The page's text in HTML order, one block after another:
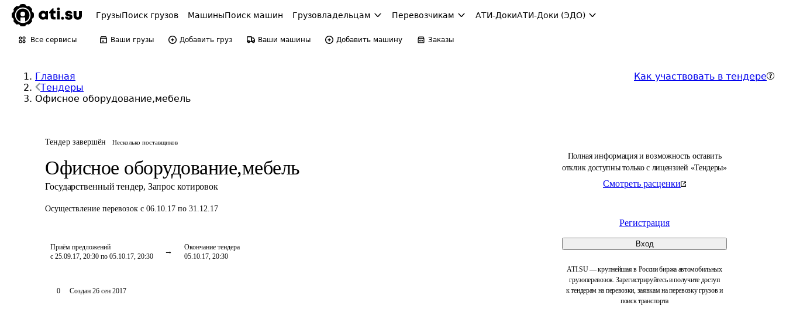
ГрузыПоиск грузов МашиныПоиск машин Грузовладельцам Перевозчикам АТИ-ДокиАТИ-Доки (ЭДО)
Все сервисы Ваши грузы Добавить груз Ваши машины Добавить машину Заказы
Главная
Тендеры
Офисное оборудование,мебель
Как участвовать в тендере
Тендер завершён Несколько поставщиков
Офисное оборудование,мебель
Государственный тендер, Запрос котировок
Осуществление перевозок с 06.10.17 по 31.12.17
Приём предложений
с 25.09.17, 20:30 по 05.10.17, 20:30
Окончание тендера
05.10.17, 20:30
Полная информация и возможность оставить
отклик доступны только с лицензией «Тендеры»
Смотреть расценки
Регистрация
Вход
ATI.SU — крупнейшая в России биржа автомобильных
грузоперевозок. Зарегистрируйтесь и получите доступ
к тендерам на перевозки, заявкам на перевозку грузов и
поиск транспорта
0 Создан 26 сен 2017